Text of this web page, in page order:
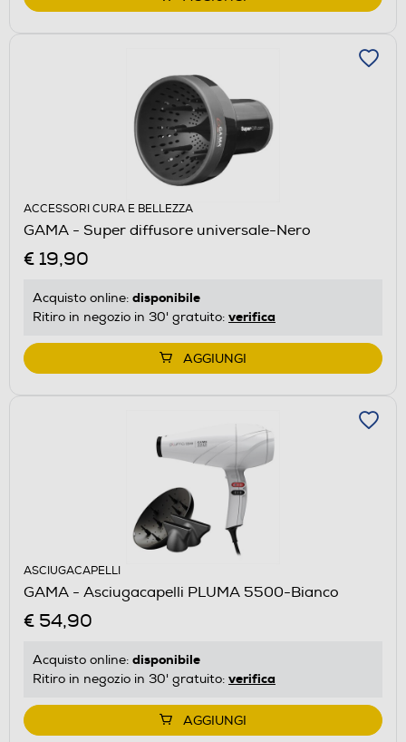
ACCESSORI CURA E BELLEZZA
GAMA - Super diffusore universale-Nero
€ 19,90
Acquisto online: disponibile
Ritiro in negozio in 30' gratuito: verifica
AGGIUNGI
ASCIUGACAPELLI
GAMA - Asciugacapelli PLUMA 5500-Bianco
€ 54,90
Acquisto online: disponibile
Ritiro in negozio in 30' gratuito: verifica
AGGIUNGI